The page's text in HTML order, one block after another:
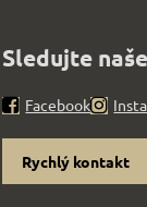
Sledujte
Facebook
Rychlý kontakt